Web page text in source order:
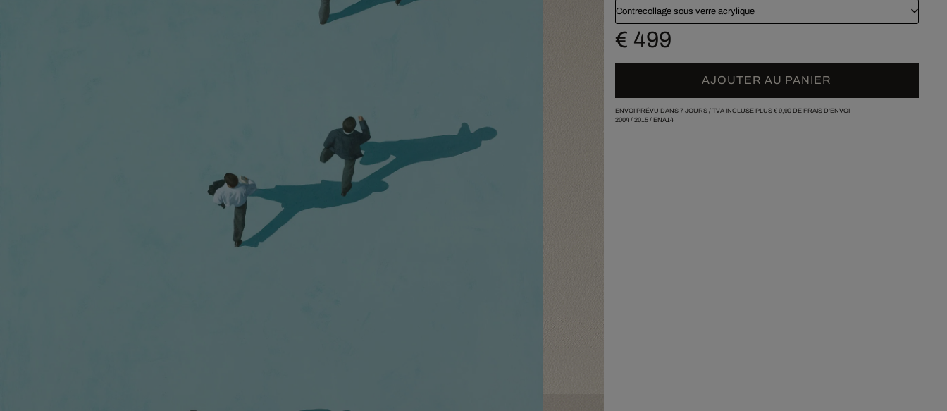
Contrecollage sous verre acrylique
€ 499
AJOUTER AU PANIER
ENVOI PRÉVU DANS 7 JOURS / TVA INCLUSE PLUS € 9,90DE FRAIS D'ENVOI
2004/ 2015/ ENA14